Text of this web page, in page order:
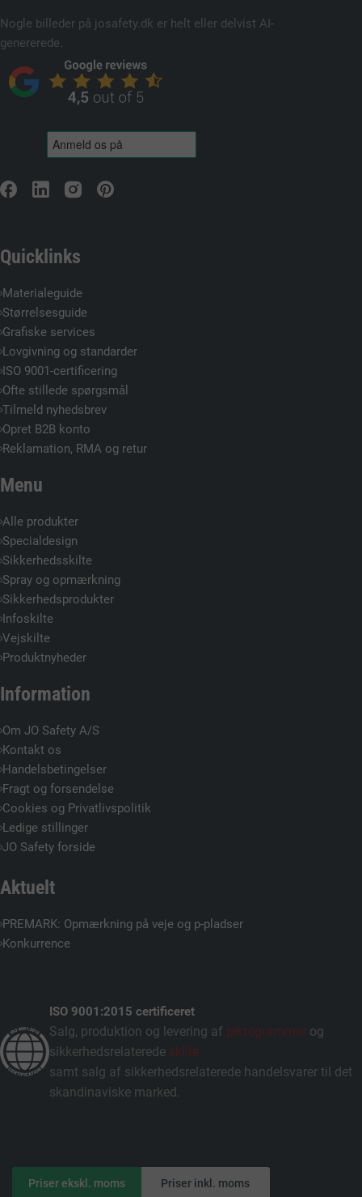
Nogle billeder på josafety.dk er helt eller delvist AI-
genererede.
Quicklinks
Materialeguide
Størrelsesguide
Grafiske services
Lovgivning og standarder
ISO 9001-certificering
Ofte stillede spørgsmål
Tilmeld nyhedsbrev
Opret B2B konto
Reklamation, RMA og retur
Menu
Alle produkter
Specialdesign
Sikkerhedsskilte
Spray og opmærkning
Sikkerhedsprodukter
Infoskilte
Vejskilte
Produktnyheder
Information
Om JO Safety A/S
Kontakt os
Handelsbetingelser
Fragt og forsendelse
Cookies og Privatlivspolitik
Ledige stillinger
JO Safety forside
Aktuelt
PREMARK: Opmærkning på veje og p-pladser
Konkurrence
ISO 9001:2015 certificeret
Salg, produktion og levering af piktogrammer og
sikkerhedsrelaterede skilte
samt salg af sikkerhedsrelaterede handelsvarer til det
skandinaviske marked.
Priser ekskl. moms Priser inkl. moms